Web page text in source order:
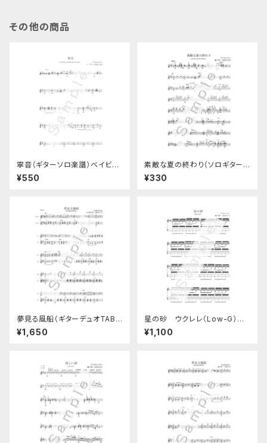
その他の商品
寧音（ギターソロ楽譜）ベイビー
ズソングNo.3
¥550
素敵な夏の終わり（ソロギター
楽譜）
¥330
夢見る風船（ギターデュオTAB
譜付き楽譜）
¥1,650
星の砂 ウクレレ（Low-G）ソ
ロ楽譜
¥1,100